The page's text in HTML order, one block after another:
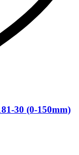
30 (0-150mm)